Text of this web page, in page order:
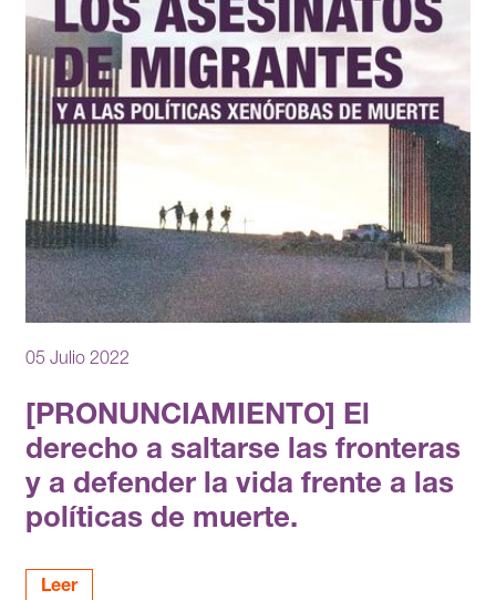
05 Julio 2022
[PRONUNCIAMIENTO] El
derecho a saltarse las fronteras
y a defender la vida frente a las
políticas de muerte.
Leer